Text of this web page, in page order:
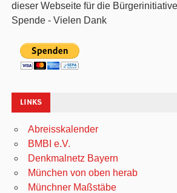
dieser Webseite für die
Spende - Vielen Dank
LINKS
Abreisskalender
BMBI e.V.
Denkmalnetz Bayern
München von oben herab
Münchner Maßstäbe